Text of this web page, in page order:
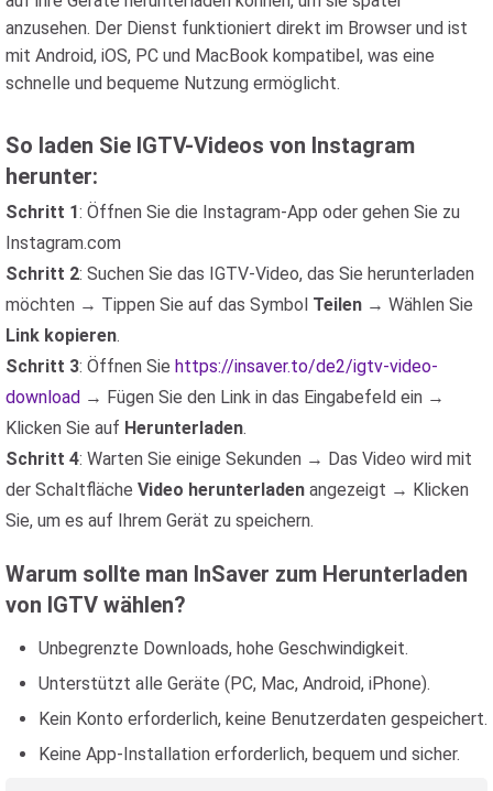
anzusehen. Der Dienst funktioniert direkt im Browser und ist
mit Android, iOS, PC und MacBook kompatibel, was eine
schnelle und bequeme Nutzung ermöglicht.
So laden Sie IGTV-Videos von Instagram
herunter:
Schritt 1: Öffnen Sie die Instagram-App oder gehen Sie zu
Instagram.com
Schritt 2: Suchen Sie das IGTV-Video, das Sie herunterladen
möchten → Tippen Sie auf das Symbol Teilen → Wählen Sie
Link kopieren.
Schritt 3: Öffnen Sie https://insaver.to/de2/igtv-video-
download → Fügen Sie den Link in das Eingabefeld ein →
Klicken Sie auf Herunterladen.
Schritt 4: Warten Sie einige Sekunden → Das Video wird mit
der Schaltfläche Video herunterladen angezeigt → Klicken
Sie, um es auf Ihrem Gerät zu speichern.
Warum sollte man InSaver zum Herunterladen
von IGTV wählen?
Unbegrenzte Downloads, hohe Geschwindigkeit.
Unterstützt alle Geräte (PC, Mac, Android, iPhone).
Kein Konto erforderlich, keine Benutzerdaten gespeichert.
Keine App-Installation erforderlich, bequem und sicher.